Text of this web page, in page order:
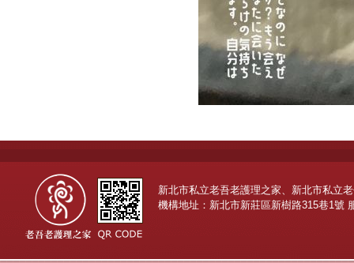
新北市私立老吾老護理之家、新北市私立
機構地址：新北市新莊區新樹路315巷1號